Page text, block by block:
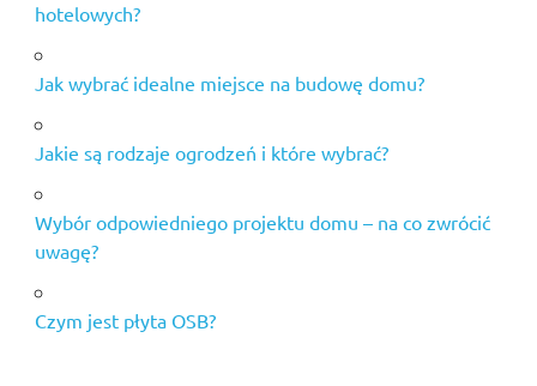
hotelowych?
Jak wybrać idealne miejsce na budowę domu?
Jakie są rodzaje ogrodzeń i które wybrać?
Wybór odpowiedniego projektu domu – na co zwrócić
uwagę?
Czym jest płyta OSB?